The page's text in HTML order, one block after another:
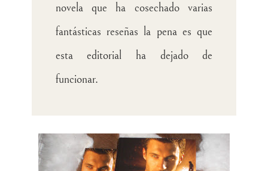
novela que ha cosechado varias
fantásticas reseñas la pena es que
esta editorial ha dejado de
funcionar.